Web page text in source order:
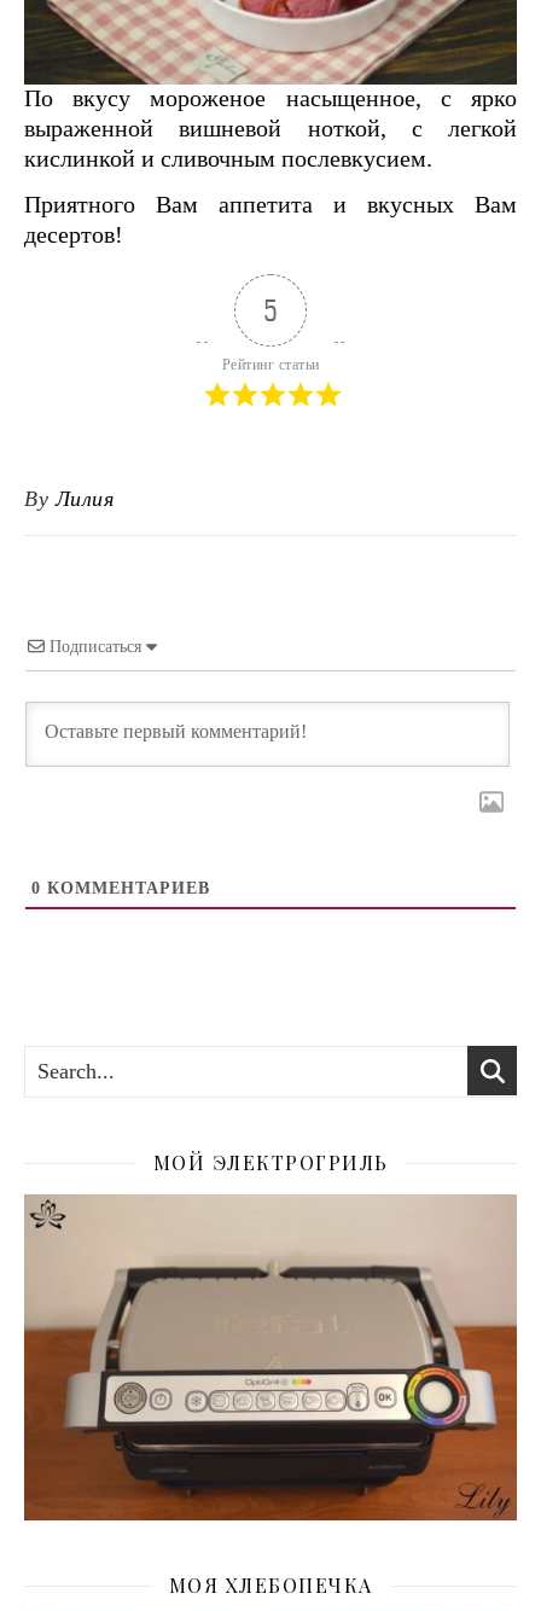
По вкусу мороженое насыщенное, с ярко
выраженной вишневой ноткой, с легкой
кислинкой и сливочным послевкусием.
Приятного Вам аппетита и вкусных Вам
десертов!
5
Рейтинг статьи
ByЛилия
Подписаться
0 КОММЕНТАРИЕВ
МОЙ ЭЛЕКТРОГРИЛЬ
МОЯ ХЛЕБОПЕЧКА